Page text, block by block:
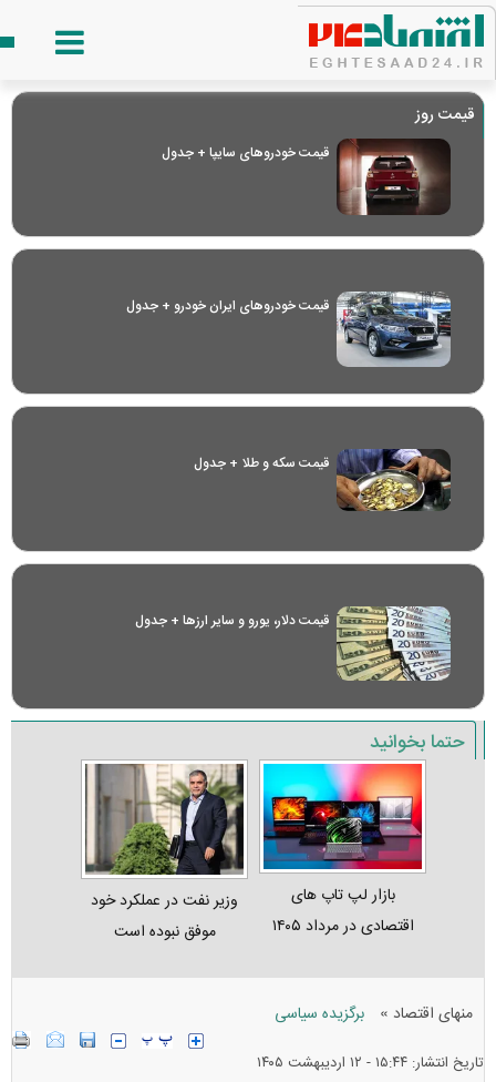
قیمت روز
قیمت خودرو‌های سایپا + جدول
قیمت خودرو‌های ایران خودرو + جدول
قیمت سکه و طلا + جدول
قیمت دلار، یورو و سایر ارز‌ها + جدول
حتما بخوانید
بازار لپ‌ تاپ‌ های
اقتصادی در مرداد ۱۴۰۵
وزیر نفت در عملکرد خود
موفق نبوده است
منهای اقتصاد » برگزیده سیاسی
تاریخ انتشار: ۱۵:۴۴ - ۱۲ ارديبهشت ۱۴۰۵